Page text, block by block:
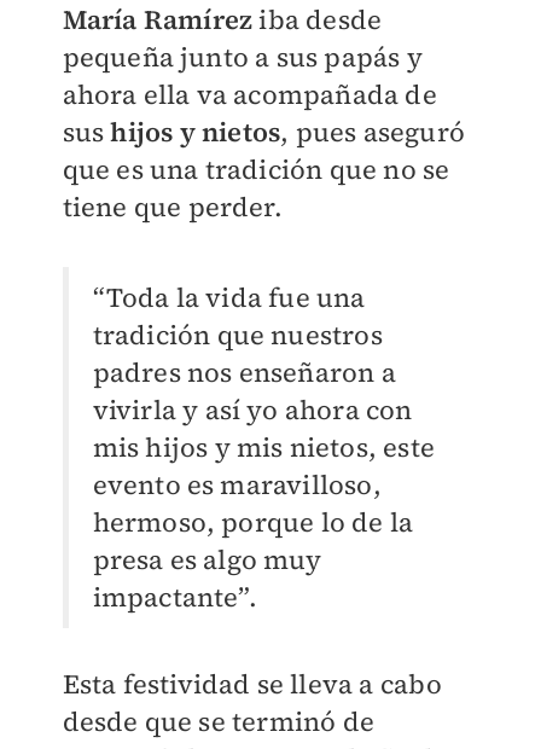
María Ramíreziba desde
pequeña junto a sus papás y
ahora ella va acompañada de
sushijos y nietos, pues aseguró
que es una tradición que no se
tiene que perder.
“Toda la vida fue una
tradición que nuestros
padres nos enseñaron a
vivirla y así yo ahora con
mis hijos y mis nietos, este
evento es maravilloso,
hermoso, porque lo de la
presa es algo muy
impactante”.
Esta festividad se lleva a cabo
desde que se terminó de